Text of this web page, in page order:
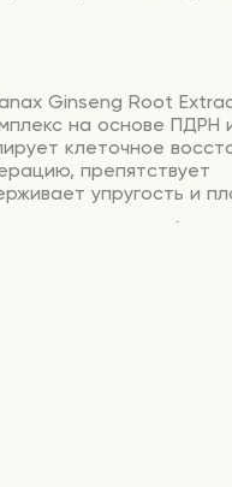
Ginseng Root
на основе ПДРН
клеточное
препятствует
упругость и
— олигосахарид,